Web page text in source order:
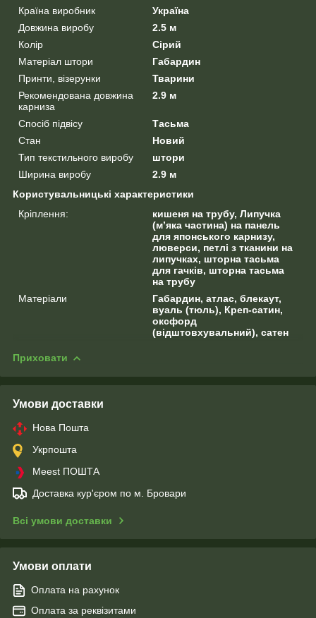
Країна виробник
Україна
Довжина виробу
2.5 м
Колір
Сірий
Матеріал штори
Габардин
Принти, візерунки
Тварини
Рекомендована довжина
карниза
2.9 м
Спосіб підвісу
Тасьма
Стан
Новий
Тип текстильного виробу
штори
Ширина виробу
2.9 м
Користувальницькі характеристики
Кріплення:
кишеня на трубу, Липучка
(м’яка частина) на панель
для японського карнизу,
люверси, петлі з тканини на
липучках, шторна тасьма
для гачків, шторна тасьма
на трубу
Матеріали
Габардин, атлас, блекаут,
вуаль (тюль), Креп-сатин,
оксфорд
(відштовхувальний), сатен
Приховати
Умови доставки
Нова Пошта
Укрпошта
Meest ПОШТА
Доставка кур'єром по м. Бровари
Всі умови доставки
Умови оплати
Оплата на рахунок
Оплата за реквізитами